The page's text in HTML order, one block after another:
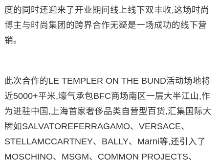
度的同时还迎来了开业期间线上线下双丰收,这场时尚
博主与时尚集团的跨界合作无疑是一场成功的线下营
销。
此次合作的LE TEMPLER ON THE BUND活动场地将
近5000+平米,壕气承包BFC商场南区一层大半江山,作
为进驻中国,上海首家奢侈品类自营型百货,汇集国际大
牌如SALVATOREFERRAGAMO、VERSACE、
STELLAMCCARTNEY、BALLY、Marni等,还引入了
MOSCHINO、MSGM、COMMON PROJECTS、